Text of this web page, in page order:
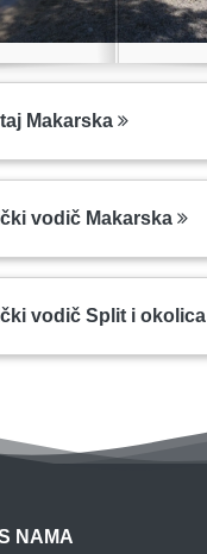
Makarska
vodič Makarska
vodič Split i okolica
NAMA